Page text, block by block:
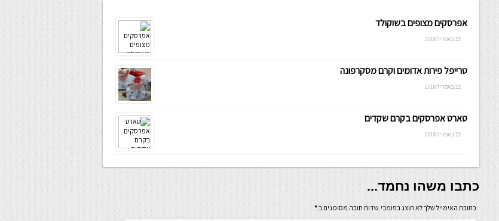
אפרסקים מצופים בשוקולד
22 באפריל 2018
טרייפל פירות אדומים וקרם מסקרפונה
22 באפריל 2018
טארט אפרסקים בקרם שקדים
22 באפריל 2018
כתבו משהו נחמד...
כתובת האימייל שלך לא תוצג בפומבי.שדות חובה מסומנים ב*